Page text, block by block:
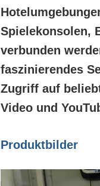
Spielekonsolen,
verbunden
faszinierendes
Zugriff auf
Video und
Produktbilder